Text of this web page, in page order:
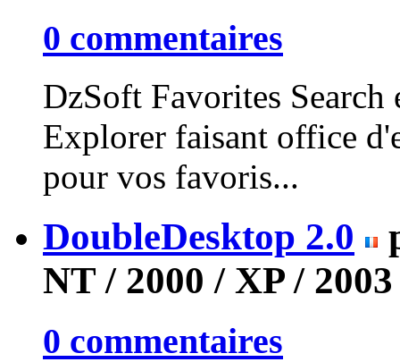
0 commentaires
DzSoft Favorites
Explorer faisant office
pour vos favoris...
DoubleDesktop 2.0
NT / 2000 / XP / 2003
0 commentaires